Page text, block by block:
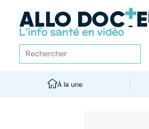
À la une